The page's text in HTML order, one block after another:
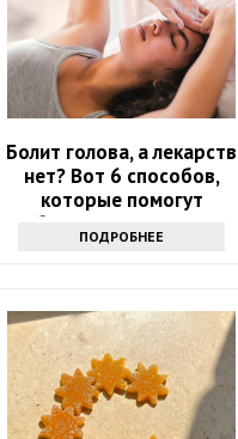
Болит голова, а лекарств
нет? Вот 6 способов,
которые помогут
избавиться от напасти
ПОДРОБНЕЕ